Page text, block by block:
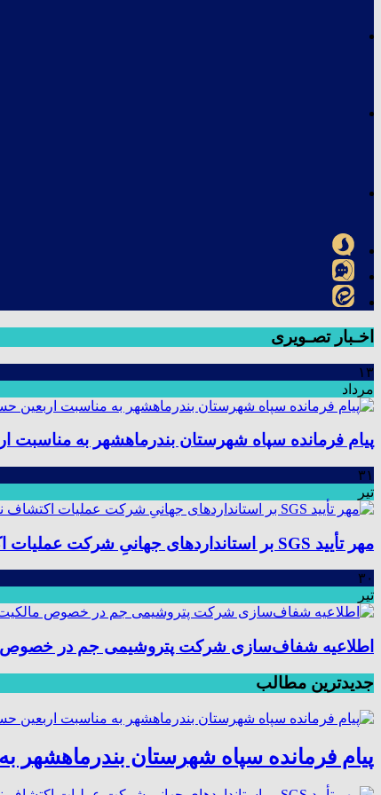
اخـبار تصـویری
۱۳
مرداد
پیام فرمانده سپاه شهرستان بندرماهشهر به مناسبت
۳۱
تیر
مهر تأیید SGS بر استانداردهای جهانیِ شرکت عملیات اکتشاف نفت؛ موفقیت در ممیزی سیستم مدیریت یکپارچه
۳۰
تیر
اطلاعیه شفاف‌سازی شرکت پتروشیمی جم در خصوص
جدیدترین مطالب
پیام فرمانده سپاه شهرستان بندرماهشهر